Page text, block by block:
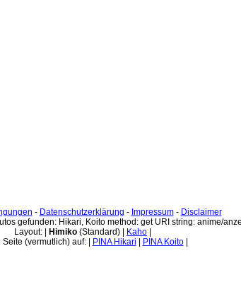
- Datenschutzerklärung - Impressum- Disclaimer
gefunden: Hikari, Koito method: get URI string: anime/
Layout: | Himiko (Standard) | Kaho |
Seite (vermutlich) auf: | PINA Hikari | PINA Koito|